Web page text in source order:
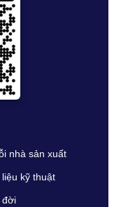
nhà sản xuất
kỹ thuật
đời